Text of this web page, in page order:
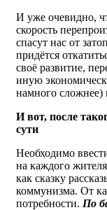
И уже очевидно,
скорость
спасут нас от
придётся
своё развитие,
иную
намного сложнее)
И вот, после
сути
Необходимо
на каждого
как сказку
коммунизма. От
потребности. По